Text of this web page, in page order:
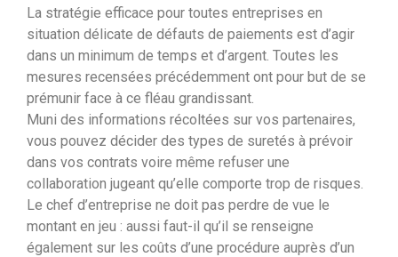
La stratégie efficace pour toutes entreprises en
situation délicate de défauts de paiements est d’agir
dans un minimum de temps et d’argent. Toutes les
mesures recensées précédemment ont pour but de se
prémunir face à ce fléau grandissant.
Muni des informations récoltées sur vos partenaires,
vous pouvez décider des types de suretés à prévoir
dans vos contrats voire même refuser une
collaboration jugeant qu’elle comporte trop de risques.
Le chef d’entreprise ne doit pas perdre de vue le
montant en jeu : aussi faut-il qu’il se renseigne
également sur les coûts d’une procédure auprès d’un